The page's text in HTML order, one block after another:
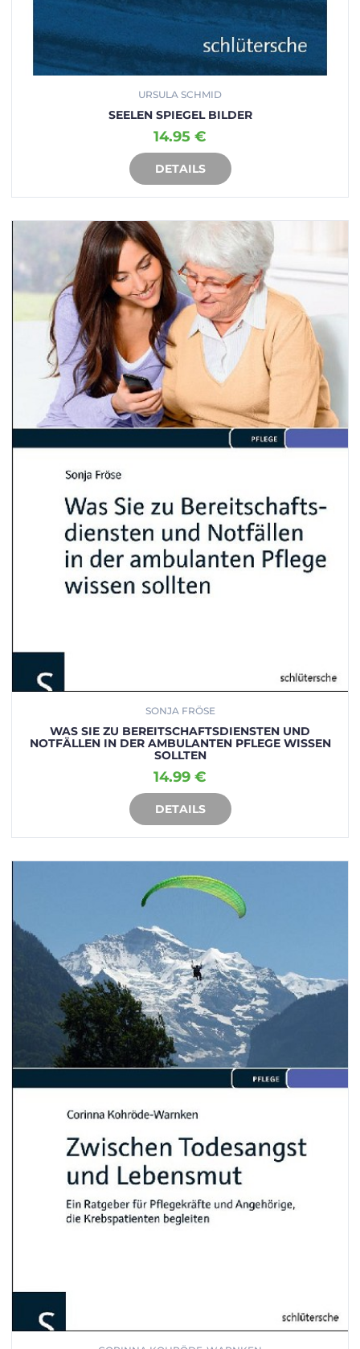
URSULA SCHMID
SEELEN SPIEGEL BILDER
14.95 €
DETAILS
IN DEN WARENKORB
SONJA FRÖSE
WAS SIE ZU BEREITSCHAFTSDIENSTEN UND
NOTFÄLLEN IN DER AMBULANTEN PFLEGE WISSEN
SOLLTEN
14.99 €
DETAILS
IN DEN WARENKORB